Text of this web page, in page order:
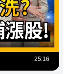
25:16